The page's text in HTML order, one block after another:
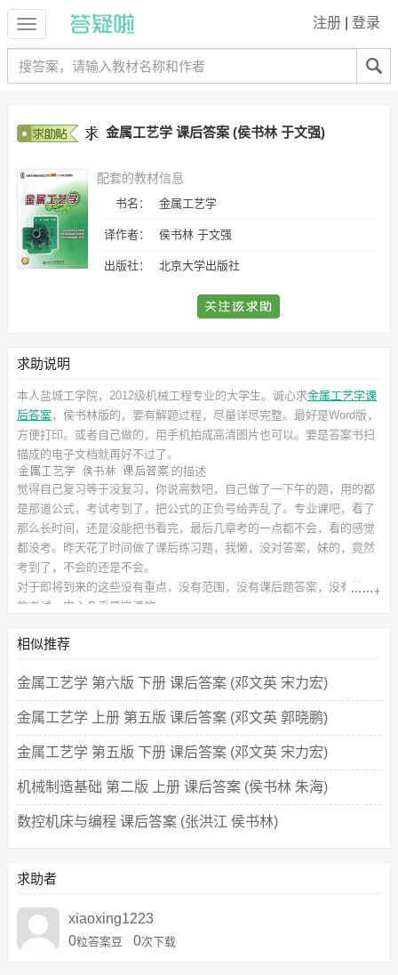
注册 登录
金属工艺学 课后答案 (侯书林 于文强)
配套的教材信息
书名： 金属工艺学
译作者： 侯书林 于文强
出版社： 北京大学出版社
求助说明
本人盐城工学院，2012级机械工程专业的大学生。诚心求金属工艺学课
后答案，侯书林版的，要有解题过程，尽量详尽完整。最好是Word版，
方便打印。或者自己做的，用手机拍成高清图片也可以。要是答案书扫
描成的电子文档就再好不过了。
的描述
觉得自己复习等于没复习，你说高数吧，自己做了一下午的题，用的都
是那道公式，考试考到了，把公式的正负号给弄乱了。专业课吧，看了
那么长时间，还是没能把书看完，最后几章考的一点都不会，看的感觉
都没考。昨天花了时间做了课后练习题，我懒，没对答案，妹的，竟然
考到了，不会的还是不会。
对于即将到来的这些没有重点，没有范围，没有课后题答案，没有笔记
的考试，内心几乎是崩溃的。
书名：金属工艺学
出版社：北京大学出版社
相似推荐
金属工艺学 第六版 下册 课后答案 (邓文英 宋力宏)
金属工艺学 上册 第五版 课后答案 (邓文英 郭晓鹏)
金属工艺学 第五版 下册 课后答案 (邓文英 宋力宏)
机械制造基础 第二版 上册 课后答案 (侯书林 朱海)
数控机床与编程 课后答案 (张洪江 侯书林)
求助者
xiaoxing1223
0粒答案豆 0次下载